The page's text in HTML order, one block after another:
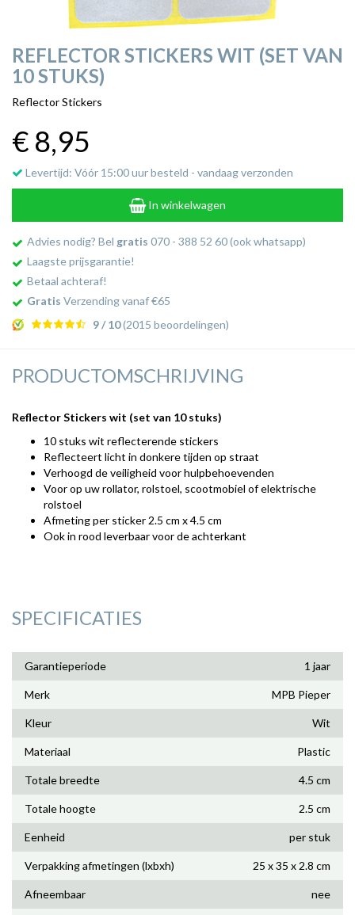
REFLECTOR STICKERS WIT (SET VAN
10 STUKS)
Reflector Stickers
€ 8,95
Levertijd: Vóór 15:00 uur besteld - vandaag verzonden
In winkelwagen
Advies nodig? Bel gratis 070 - 388 52 60 (ook whatsapp)
Laagste prijsgarantie!
Betaal achteraf!
Gratis Verzending vanaf €65
9 / 10(2015 beoordelingen)
PRODUCTOMSCHRIJVING
Reflector Stickers wit (set van 10 stuks)
10 stuks wit reflecterende stickers
Reflecteert licht in donkere tijden op straat
Verhoogd de veiligheid voor hulpbehoevenden
Voor op uw rollator, rolstoel, scootmobiel of elektrische
rolstoel
Afmeting per sticker 2.5 cm x 4.5 cm
Ook in rood leverbaar voor de achterkant
SPECIFICATIES
Garantieperiode 1 jaar
Merk MPB Pieper
Kleur Wit
Materiaal Plastic
Totale breedte 4.5 cm
Totale hoogte 2.5 cm
Eenheid per stuk
Verpakking afmetingen (lxbxh) 25 x 35 x 2.8 cm
Afneembaar nee